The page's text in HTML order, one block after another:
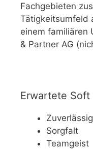
Fachgebieten
Tätigkeitsumfeld
einem familiären
& Partner AG
Erwartete Soft
Sorgfalt
Teamgeist